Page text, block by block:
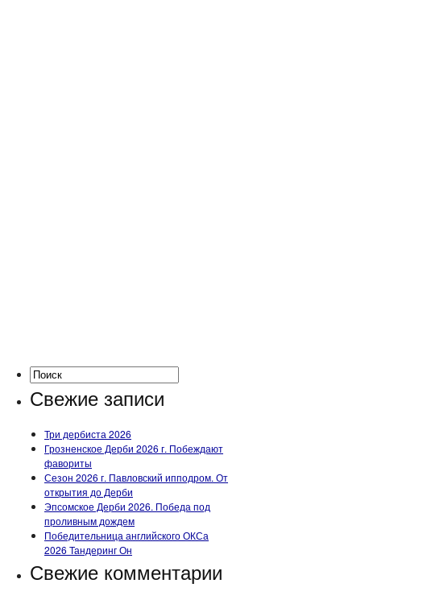
Свежие записи
Три дербиста 2026
Грозненское Дерби 2026 г. Побеждают
фавориты
Сезон 2026 г. Павловский ипподром. От
открытия до Дерби
Эпсомское Дерби 2026. Победа под
проливным дождем
Победительница английского ОКСа
2026 Тандеринг Он
Свежие комментарии